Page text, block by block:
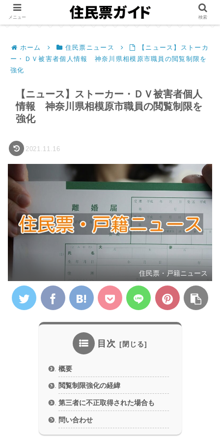
ホーム 住民票ニュース
【ニュース】ストーカ
ー・ＤＶ被害者個人情報 神奈川県相模原市職員の閲覧制限を
強化
【ニュース】ストーカー・ＤＶ被害者個人
情報 神奈川県相模原市職員の閲覧制限を
強化
2021.11.16
住民票・戸籍ニュース
目次
概要
閲覧制限強化の経緯
第三者に不正取得された場合も
問い合わせ
メニュー 検索